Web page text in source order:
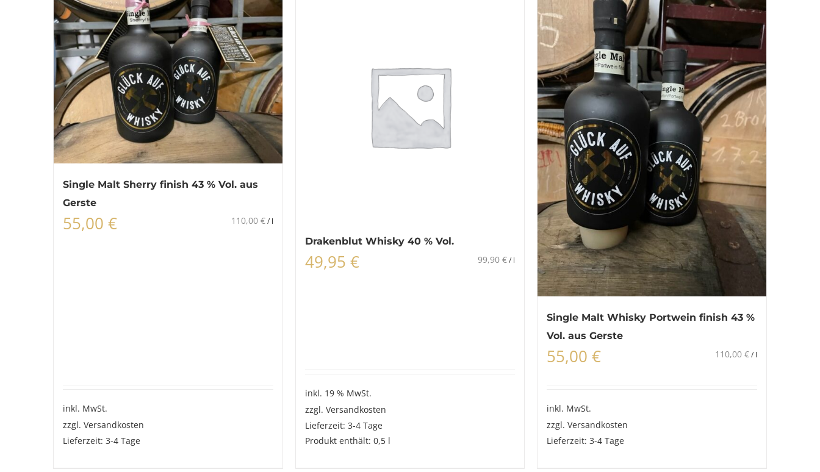
Single Malt Sherry finish 43 % Vol. aus
Gerste
55,00 € 110,00 €/ l
inkl. MwSt.
zzgl. Versandkosten
Lieferzeit: 3-4 Tage
Drakenblut Whisky 40 % Vol.
49,95 € 99,90€/ l
inkl. 19 % MwSt.
zzgl. Versandkosten
Lieferzeit: 3-4 Tage
Produkt enthält: 0,5 l
Single Malt Whisky Portwein finish 43 %
Vol. aus Gerste
55,00€ 110,00 €/ l
inkl. MwSt.
zzgl.Versandkosten
Lieferzeit:3-4 Tage